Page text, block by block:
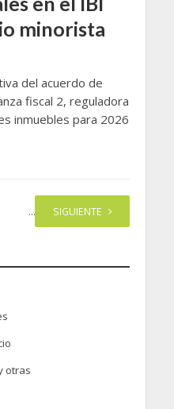
minorista
del acuerdo de
fiscal 2, reguladora
inmuebles para 2026
… 18
SIGUIENTE
otras